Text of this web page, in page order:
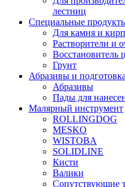
лестниц
Специальные
Для камня и
Растворители и
Восстановитель
Грунт
Абразивы и
Абразивы
Пады для
Малярный инструмент
ROLLINGDOG
MESKO
WISTOBA
SOLIDLINE
Кисти
Валики
Сопутствующие